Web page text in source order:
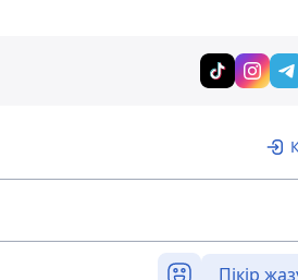
Пікір